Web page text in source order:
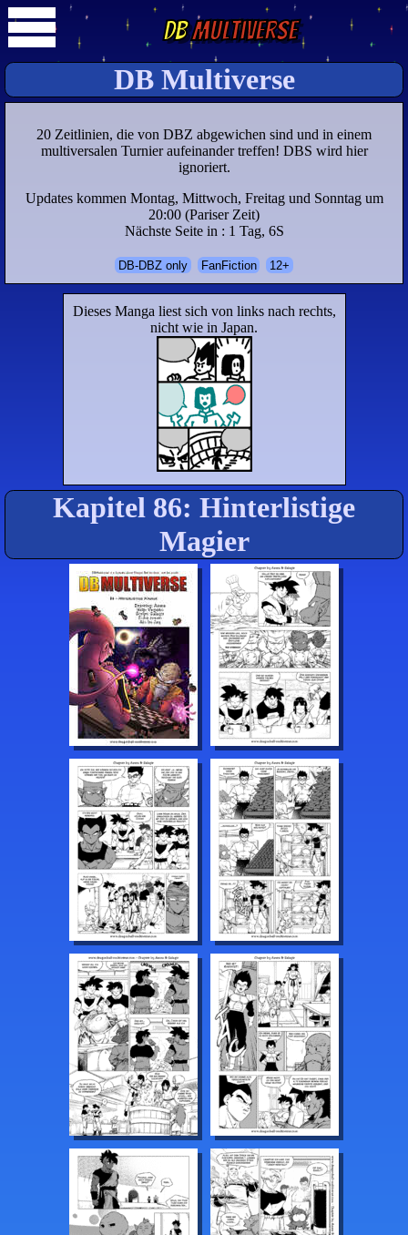
DBMultiverse
DB Multiverse
20 Zeitlinien, die von DBZ abgewichen sind und in einem
multiversalen Turnier aufeinander treffen! DBS wird hier
ignoriert.
Updates kommen Montag, Mittwoch, Freitag und Sonntag um
20:00 (Pariser Zeit)
Nächste Seite in : 1 Tag, 6S
DB-DBZ only FanFiction 12+
Dieses Manga liest sich von links nach rechts,
nicht wie in Japan.
Kapitel 86: Hinterlistige
Magier